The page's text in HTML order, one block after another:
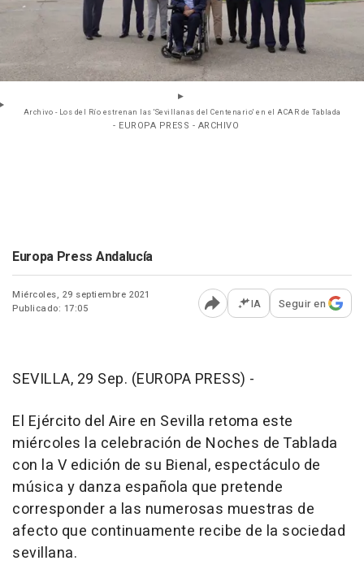
Archivo - Los del Río estrenan las 'Sevillanas del Centenario' en el ACAR de Tablada
- EUROPA PRESS - ARCHIVO
Europa Press Andalucía
Miércoles, 29 septiembre 2021
Publicado: 17:05
Abrir opciones para
IA Seguir en
SEVILLA, 29 Sep. (EUROPA PRESS) -
El Ejército del Aire en Sevilla retoma este
miércoles la celebración de Noches de Tablada
con la V edición de su Bienal, espectáculo de
música y danza española que pretende
corresponder a las numerosas muestras de
afecto que continuamente recibe de la sociedad
sevillana.